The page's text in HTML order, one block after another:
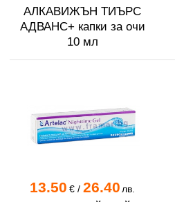
АЛКАВИЖЪН ТИЪРС
АДВАНС+ капки за очи
10 мл
13.50 €/ 26.40 лв.